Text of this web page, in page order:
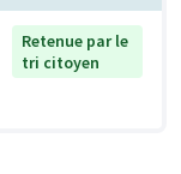
Retenue par le
tri citoyen